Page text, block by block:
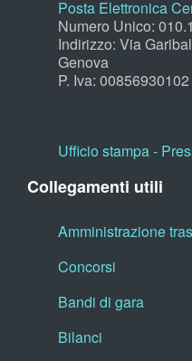
Posta Elettronica
Numero Unico:
Indirizzo: Via
Genova
P. Iva: 00856930102
Ufficio stampa -
Collegamenti utili
Amministrazione
Concorsi
Bandi di gara
Bilanci